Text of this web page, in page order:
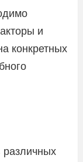
и
конкретных
различных